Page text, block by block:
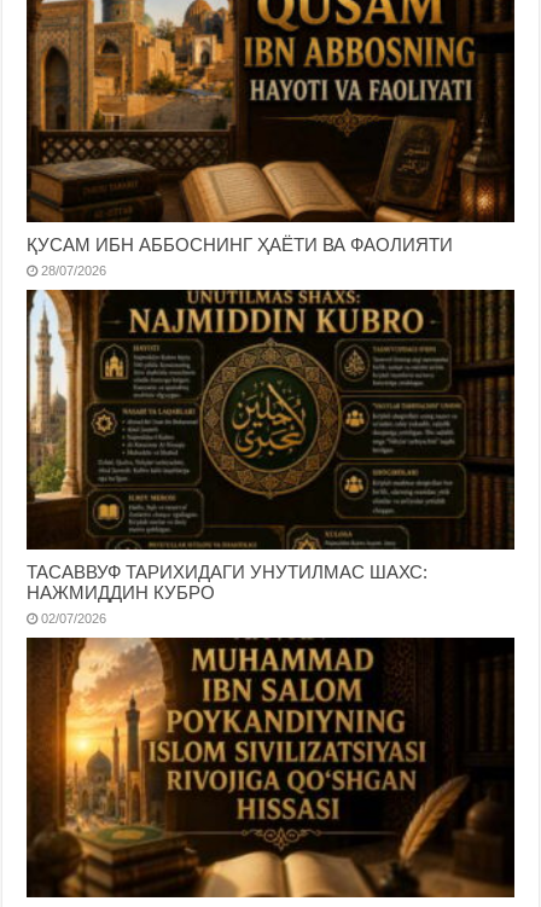
ҚУСАМ ИБН АББОСНИНГ ҲАЁТИ ВА ФАОЛИЯТИ
28/07/2026
ТАСАВВУФ ТАРИХИДАГИ УНУТИЛМАС ШАХС:
НАЖМИДДИН КУБРО
02/07/2026